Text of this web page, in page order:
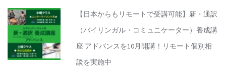
【日本からもリモートで受講可能】新・通訳
（バイリンガル・コミュニケーター）養成講
座 アドバンスを10月開講！リモート個別相
談を実施中